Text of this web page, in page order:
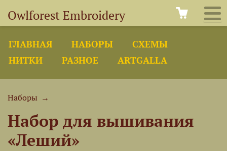
Owlforest Embroidery
ГЛАВНАЯ НАБОРЫ
СХЕМЫ
НИТКИ
РАЗНОЕ ARTGALLA
Наборы →
Набор для вышивания
«Леший»